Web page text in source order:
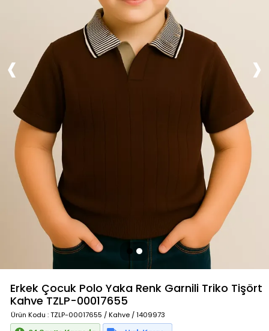
Erkek Çocuk Polo Yaka Renk Garnili Triko Tişört
Kahve TZLP-00017655
Ürün Kodu : TZLP-00017655 / Kahve / 1409973